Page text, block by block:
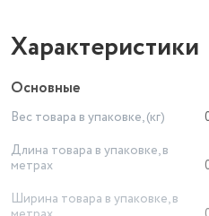
Характеристики
Основные
Вес товара в упаковке, (кг)
Длина товара в упаковке, в
метрах
Ширина товара в упаковке, в